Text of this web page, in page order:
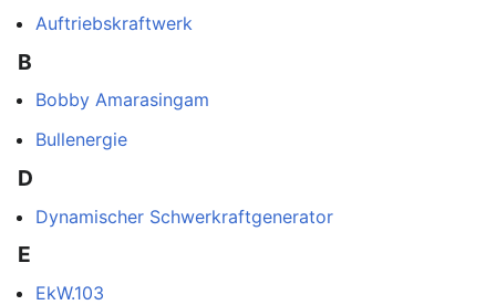
Auftriebskraftwerk
B
Bobby Amarasingam
Bullenergie
D
Dynamischer Schwerkraftgenerator
E
EkW.103